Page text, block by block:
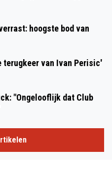
hoogste bod van
terugkeer van Ivan Perisic'
"Ongelooflijk dat Club